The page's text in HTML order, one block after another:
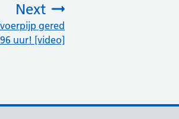
Next
gered
uur! [video]